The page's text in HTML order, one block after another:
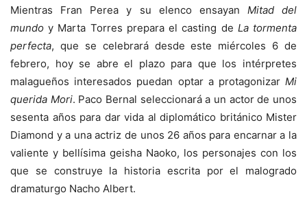
Mientras Fran Perea y su elenco ensayan Mitad del
mundo y Marta Torres prepara el casting de La tormenta
perfecta, que se celebrará desde este miércoles 6 de
febrero, hoy se abre el plazo para que los intérpretes
malagueños interesados puedan optar a protagonizar Mi
querida Mori. Paco Bernal seleccionará a un actor de unos
sesenta años para dar vida al diplomático británico Mister
Diamond y a una actriz de unos 26 años para encarnar a la
valiente y bellísima geisha Naoko, los personajes con los
que se construye la historia escrita por el malogrado
dramaturgo Nacho Albert.